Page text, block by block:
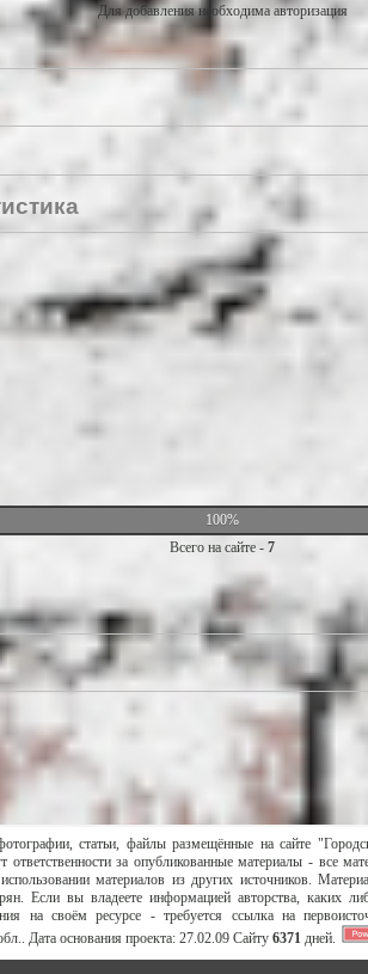
Для добавления необходима авторизация
100%
Всего на сайте - 7
статьи, файлы размещённые на сайте
за опубликованные материалы - все
материалов из других источников.
Если вы владеете информацией авторства, каких
на своём ресурсе - требуется ссылка на
Дата основания проекта: 27.02.09 Сайту 6371 дней.